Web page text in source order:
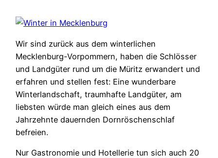
Wir sind zurück aus dem winterlichen
Mecklenburg-Vorpommern, haben die Schlösser
und Landgüter rund um die Müritz erwandert und
erfahren und stellen fest: Eine wunderbare
Winterlandschaft, traumhafte Landgüter, am
liebsten würde man gleich eines aus dem
Jahrzehnte dauernden Dornröschenschlaf
befreien.
Nur Gastronomie und Hotellerie tun sich auch 20